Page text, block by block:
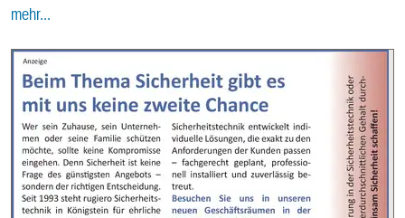
mehr...